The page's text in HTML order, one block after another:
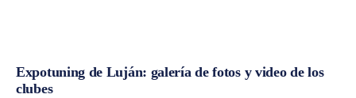
Expotuning de Luján: galería de fotos y video de los
clubes